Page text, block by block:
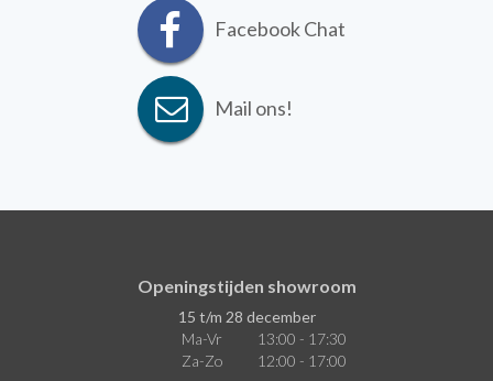
Facebook Chat
Mail ons!
Openingstijden showroom
15 t/m 28 december
Ma-Vr
13:00 - 17:30
Za-Zo
12:00 - 17:00